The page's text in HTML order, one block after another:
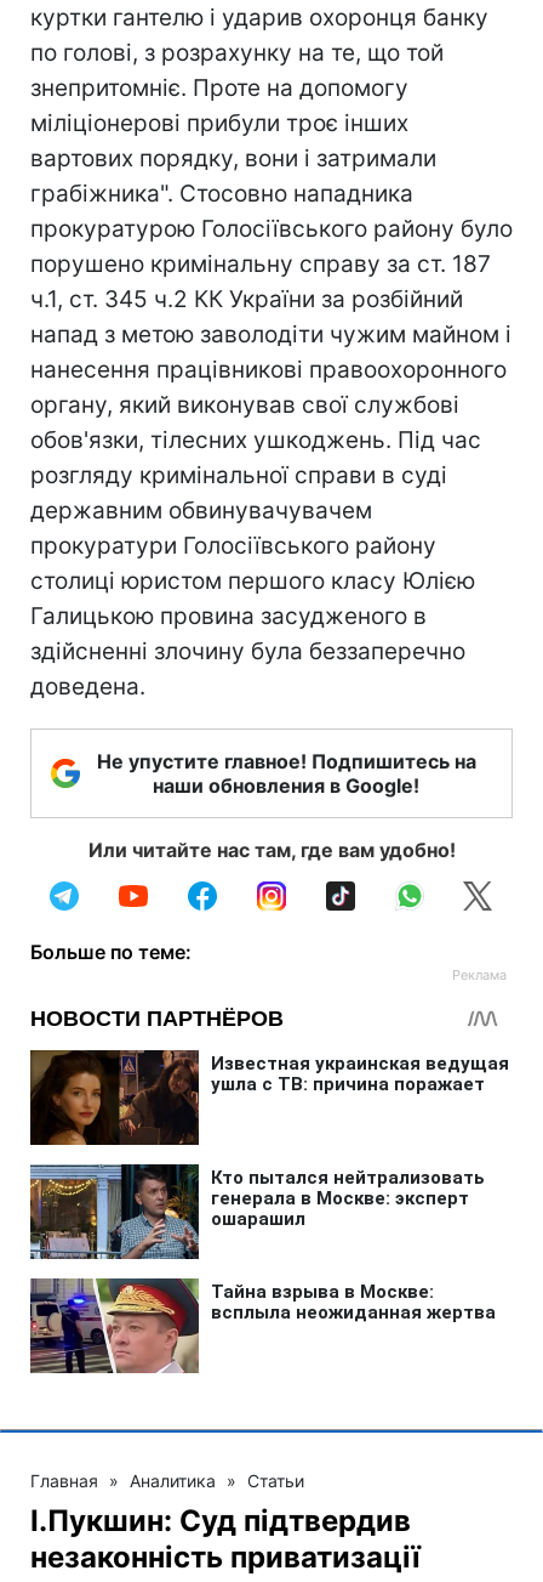
куртки гантелю і ударив охоронця банку
по голові, з розрахунку на те, що той
знепритомніє. Проте на допомогу
міліціонерові прибули троє інших
вартових порядку, вони і затримали
грабіжника". Стосовно нападника
прокуратурою Голосіївського району було
порушено кримінальну справу за ст. 187
ч.1, ст. 345 ч.2 КК України за розбійний
напад з метою заволодіти чужим майном і
нанесення працівникові правоохоронного
органу, який виконував свої службові
обов'язки, тілесних ушкоджень. Під час
розгляду кримінальної справи в суді
державним обвинувачувачем
прокуратури Голосіївського району
столиці юристом першого класу Юлією
Галицькою провина засудженого в
здійсненні злочину була беззаперечно
доведена.
Не упустите главное! Подпишитесь на
наши обновления в Google!
Или читайте нас там, где вам удобно!
Больше по теме:
Главная » Аналитика » Статьи
І.Пукшин: Суд підтвердив
незаконність приватизації